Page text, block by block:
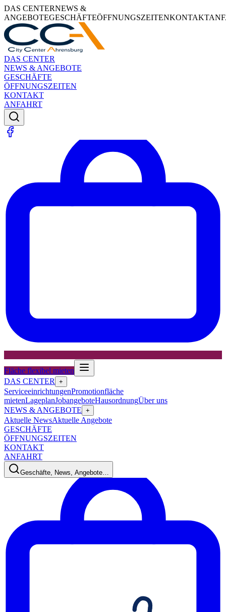
DAS CENTERNEWS &
ANGEBOTEGESCHÄFTEÖFFNUNGSZEITENKONTAKT
DAS CENTER
NEWS & ANGEBOTE
GESCHÄFTE
ÖFFNUNGSZEITEN
KONTAKT
ANFAHRT
Fläche flexibel mieten
DAS CENTER
+
ServiceeinrichtungenPromotionfläche
mietenLageplanJobangeboteHausordnungÜber uns
NEWS & ANGEBOTE +
Aktuelle NewsAktuelle Angebote
GESCHÄFTE
ÖFFNUNGSZEITEN
KONTAKT
ANFAHRT
Geschäfte, News, Angebote…